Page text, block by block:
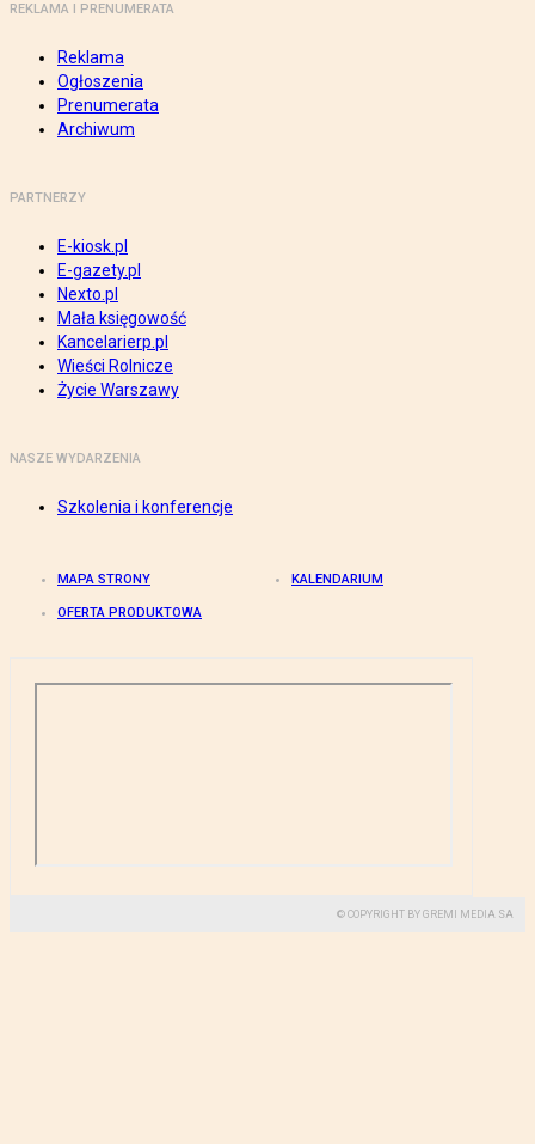
REKLAMA I PRENUMERATA
Reklama
Ogłoszenia
Prenumerata
Archiwum
PARTNERZY
E-kiosk.pl
E-gazety.pl
Nexto.pl
Mała księgowość
Kancelarierp.pl
Wieści Rolnicze
Życie Warszawy
NASZE WYDARZENIA
Szkolenia i konferencje
MAPA STRONY KALENDARIUM
OFERTA PRODUKTOWA
© COPYRIGHT BY GREMI MEDIA SA